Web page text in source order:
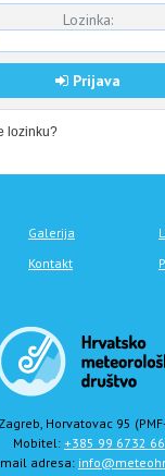
Lozinka:
Prijava
lozinku?
Galerija
Kontakt
Horvatovac 95
Mobitel: +385 99 6732
mail adresa: